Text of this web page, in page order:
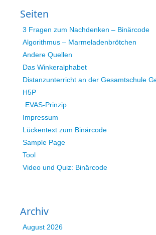
Seiten
3 Fragen zum Nachdenken – Binärcode
Algorithmus – Marmeladenbrötchen
Andere Quellen
Das Winkeralphabet
Distanzunterricht an der Gesamtschule
H5P
EVAS-Prinzip
Impressum
Lückentext zum Binärcode
Sample Page
Tool
Video und Quiz: Binärcode
Archiv
August 2026